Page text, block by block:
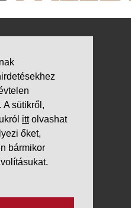
A sütikről,
ittolvashat
őket,
bármikor
díjak